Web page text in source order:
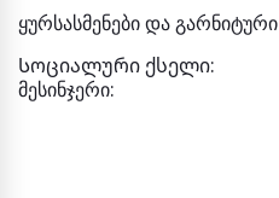
ყურსასმენები და გარნიტური
Სოციალური ქსელი:
მესინჯერი: